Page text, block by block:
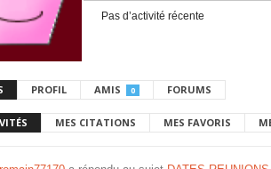
Pas d’activité récente
PROFIL AMIS 0 FORUMS
MES CITATIONS MES FAVORIS